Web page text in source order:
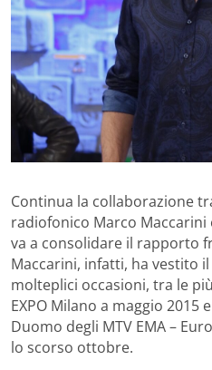
Continua la collaborazione
radiofonico Marco Maccarini
va a consolidare il rapporto
Maccarini, infatti, ha vestito
molteplici occasioni, tra le
EXPO Milano a maggio 2015
Duomo degli MTV EMA –
lo scorso ottobre.